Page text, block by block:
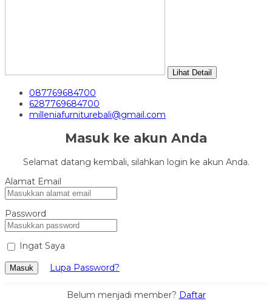
Lihat Detail
087769684700
6287769684700
milleniafurniturebali@gmail.com
Masuk ke akun Anda
Selamat datang kembali, silahkan login ke akun Anda.
Alamat Email
Password
Ingat Saya
Masuk Lupa Password?
Belum menjadi member? Daftar